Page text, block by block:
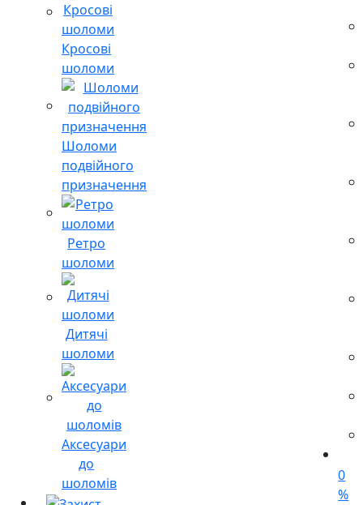
Кросові
шоломи
Шоломи
подвійного
призначення
Ретро
шоломи
Дитячі
шоломи
Аксесуари
до
шоломів
0
%